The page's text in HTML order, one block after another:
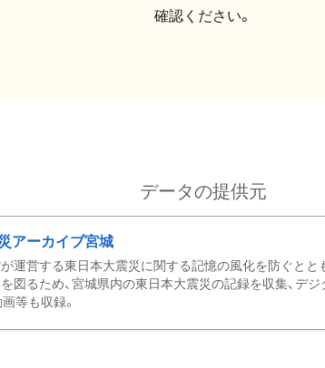
確認ください。
データの提供元
アーカイブ宮城
運営する東日本大震災に関する記憶の風化を防ぐとと
図るため、宮城県内の東日本大震災の記録を収集、デ
等も収録。